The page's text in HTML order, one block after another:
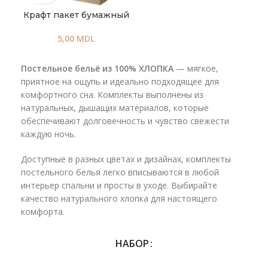
Крафт пакет бумажный
5,00 MDL
Постельное бельё из 100% ХЛОПКА — мягкое,
приятное на ощупь и идеально подходящее для
комфортного сна. Комплекты выполнены из
натуральных, дышащих материалов, которые
обеспечивают долговечность и чувство свежести
каждую ночь.
Доступные в разных цветах и дизайнах, комплекты
постельного белья легко вписываются в любой
интерьер спальни и просты в уходе. Выбирайте
качество натурального хлопка для настоящего
комфорта.
НАБОР